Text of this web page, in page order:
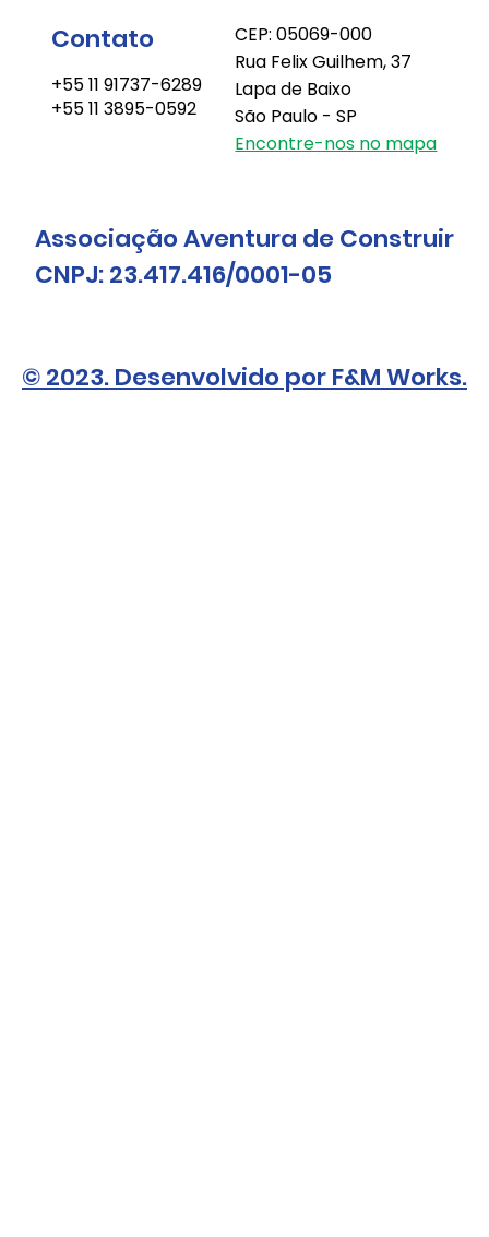
Contato
+55 11 91737-6289
+55 11 3895-0592
CEP: 05069-000
Rua Felix Guilhem, 37
Lapa de Baixo
São Paulo - SP
Encontre-nos no mapa
© 2023. Desenvolvido por F&M Works.
Associação Aventura de Construir
CNPJ: 23.417.416/0001-05